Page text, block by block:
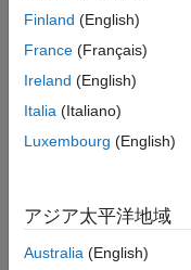
Description
Use to set the
continuous states by
Note
solvers.
until you have
variable-step
Finland (English)
France (Français)
Ireland (English)
Italia (Italiano)
Luxembourg (English)
アジア太平洋地域
Australia (English)